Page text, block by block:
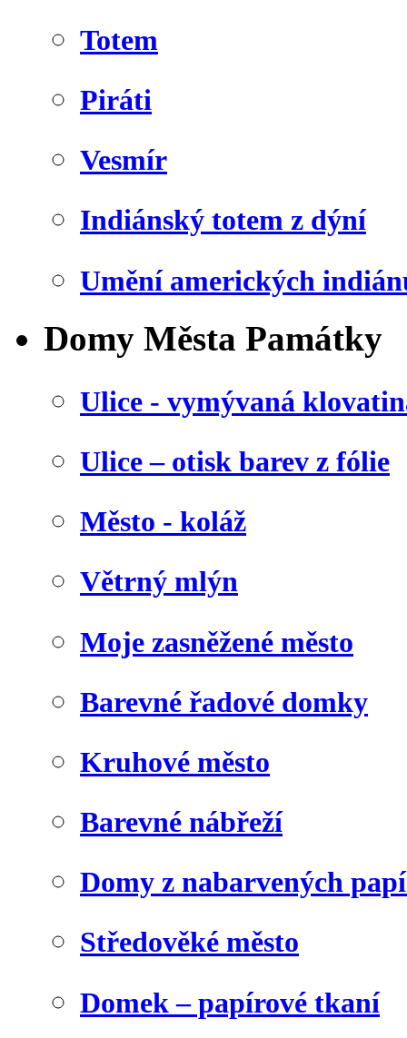
Totem
Piráti
Vesmír
Indiánský totem z dýní
Umění amerických
Domy Města Památky
Ulice - vymývaná
Ulice – otisk barev z fólie
Město - koláž
Větrný mlýn
Moje zasněžené město
Barevné řadové domky
Kruhové město
Barevné nábřeží
Domy z nabarvených
Středověké město
Domek – papírové tkaní